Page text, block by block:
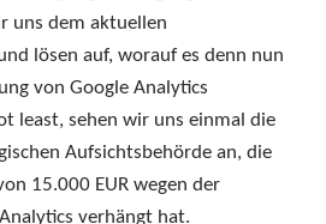
uns dem aktuellen
lösen auf, worauf es denn nun
von Google Analytics
least, sehen wir uns einmal die
Aufsichtsbehörde an, die
15.000 EUR wegen der
verhängt hat.